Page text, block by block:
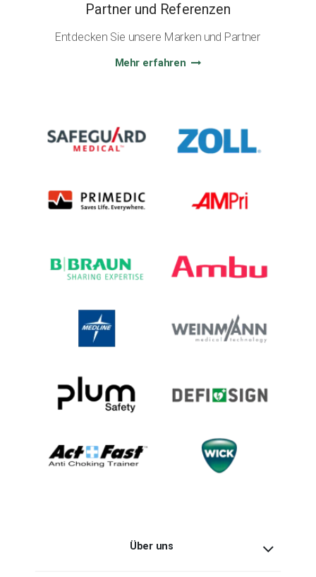
Partner und Referenzen
Entdecken Sie unsere Marken und Partner
Mehr erfahren
Über uns